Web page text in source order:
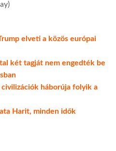
elveti a közös európai
két tagját nem engedték be
civilizációk háborúja folyik a
Harit, minden idők